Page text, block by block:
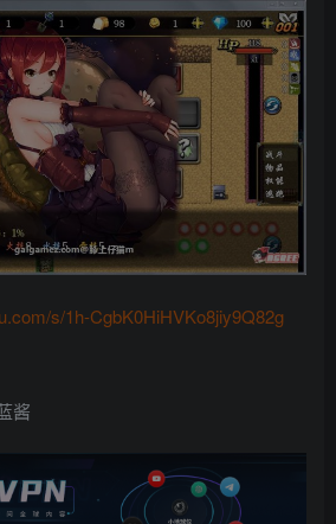
s/1h-CgbK0HiHVKo8jiy9Q82g
酱